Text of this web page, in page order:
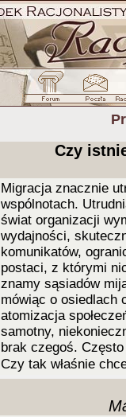
Czy
Migracja znacznie
wspólnotach.
świat organizacji
wydajności,
komunikatów,
postaci, z którymi
znamy sąsiadów
mówiąc o osiedlach
atomizacja
samotny,
brak czegoś.
Czy tak właśnie